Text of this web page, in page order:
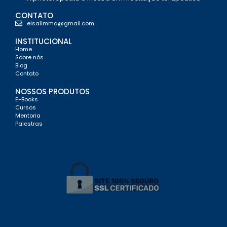
CONTATO
elsalimma@gmail.com
INSTITUCIONAL
Home
Sobre nós
Blog
Contato
NOSSOS PRODUTOS
E-Books
Cursos
Mentoria
Palestras